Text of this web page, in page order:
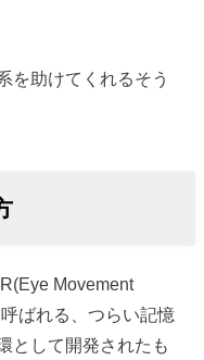
を助けてくれるそう
Movement
ばれる、つらい記憶
として開発されたも